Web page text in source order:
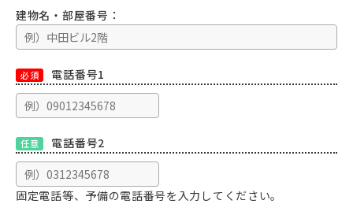
建物名・部屋番号：
必須 電話番号1
任意 電話番号2
固定電話等、予備の電話番号を入力してください。